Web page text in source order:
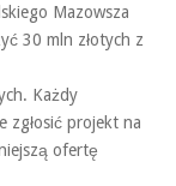
Mazowsza
30 mln złotych z
Każdy
zgłosić projekt na
ofertę